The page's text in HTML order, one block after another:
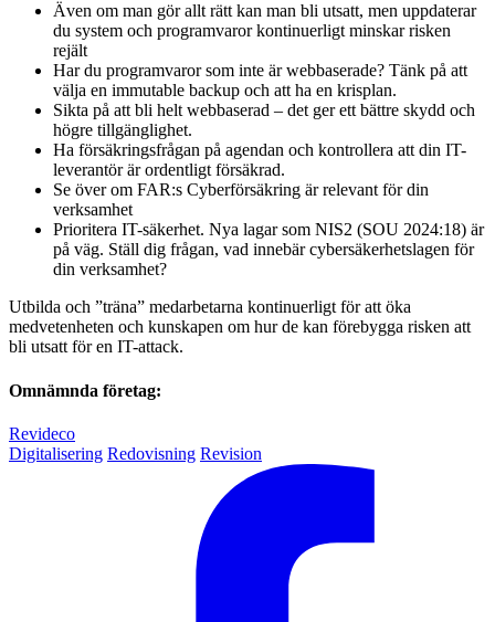
Även om man gör allt rätt kan man bli utsatt, men uppdaterar
du system och programvaror kontinuerligt minskar risken
rejält
Har du programvaror som inte är webbaserade? Tänk på att
välja en immutable backup och att ha en krisplan.
Sikta på att bli helt webbaserad – det ger ett bättre skydd och
högre tillgänglighet.
Ha försäkringsfrågan på agendan och kontrollera att din IT-
leverantör är ordentligt försäkrad.
Se över om FAR:s Cyberförsäkring är relevant för din
verksamhet
Prioritera IT-säkerhet. Nya lagar som NIS2 (SOU 2024:18) är
på väg. Ställ dig frågan, vad innebär cybersäkerhetslagen för
din verksamhet?
Utbilda och ”träna” medarbetarna kontinuerligt för att öka
medvetenheten och kunskapen om hur de kan förebygga risken att
bli utsatt för en IT-attack.
Omnämnda företag:
Revideco
Digitalisering Redovisning Revision